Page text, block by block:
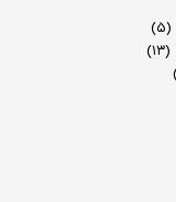
(۵)
(۱۳)